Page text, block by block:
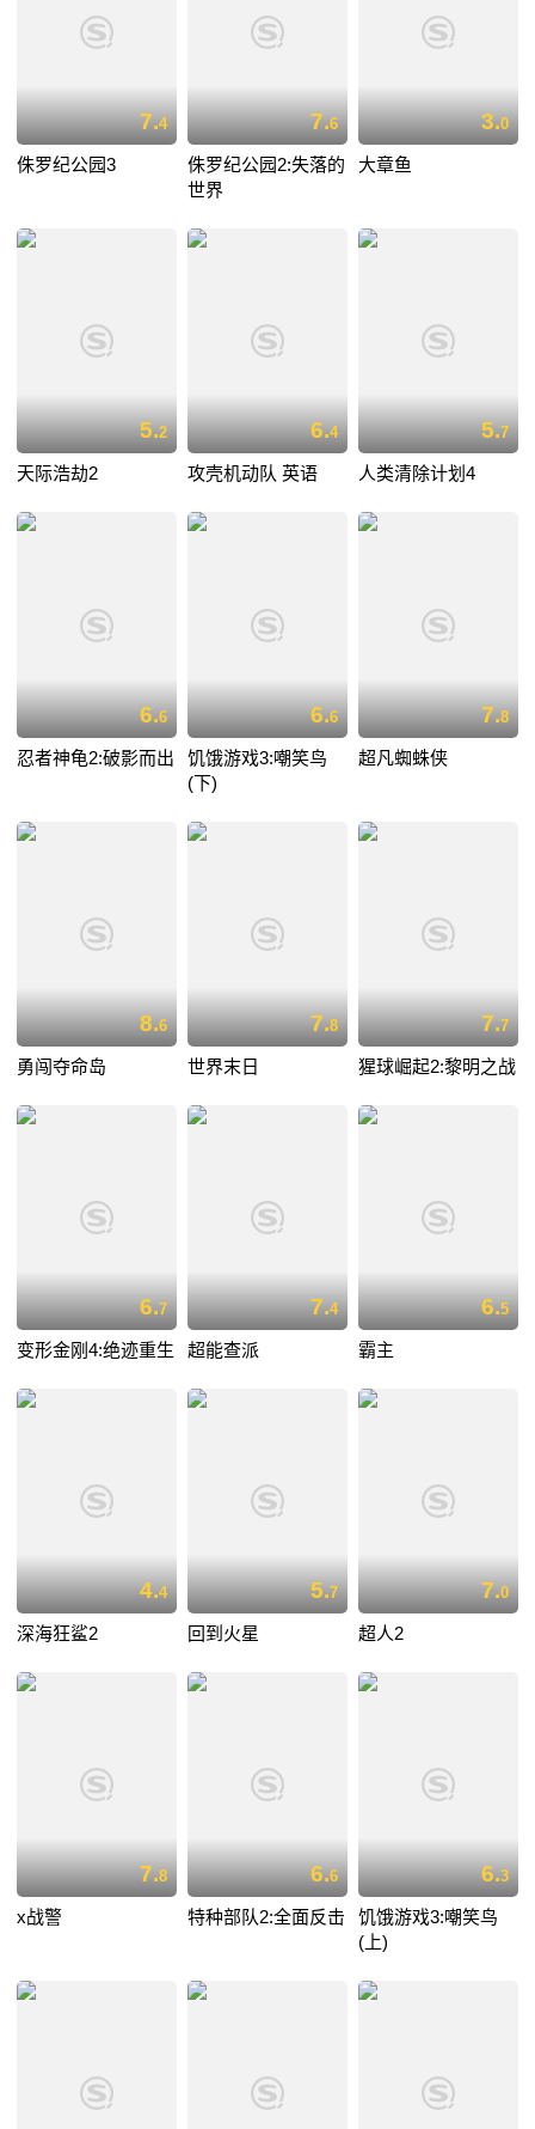
7.4
侏罗纪公园3
7.6
侏罗纪公园2:失落的
世界
3.0
大章鱼
5.2
天际浩劫2
6.4
攻壳机动队 英语
5.7
人类清除计划4
6.6
忍者神龟2:破影而出
6.6
饥饿游戏3:嘲笑鸟
(下)
7.8
超凡蜘蛛侠
8.6
勇闯夺命岛
7.8
世界末日
7.7
猩球崛起2:黎明之战
6.7
变形金刚4:绝迹重生
7.4
超能查派
6.5
霸主
4.4
深海狂鲨2
5.7
回到火星
7.0
超人2
7.8
x战警
6.6
特种部队2:全面反击
6.3
饥饿游戏3:嘲笑鸟
(上)